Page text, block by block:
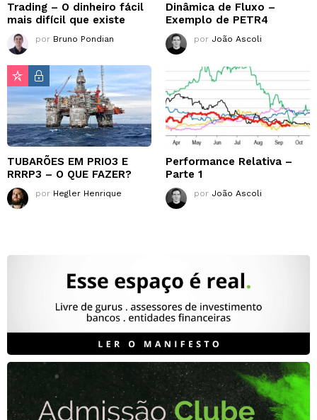
Trading – O dinheiro fácil
mais difícil que existe
por Bruno Pondian
Dinâmica de Fluxo –
Exemplo de PETR4
por João Ascoli
TUBARÕES EM PRIO3 E
RRRP3 – O QUE FAZER?
por Hegler Henrique
Performance Relativa –
Parte 1
por João Ascoli